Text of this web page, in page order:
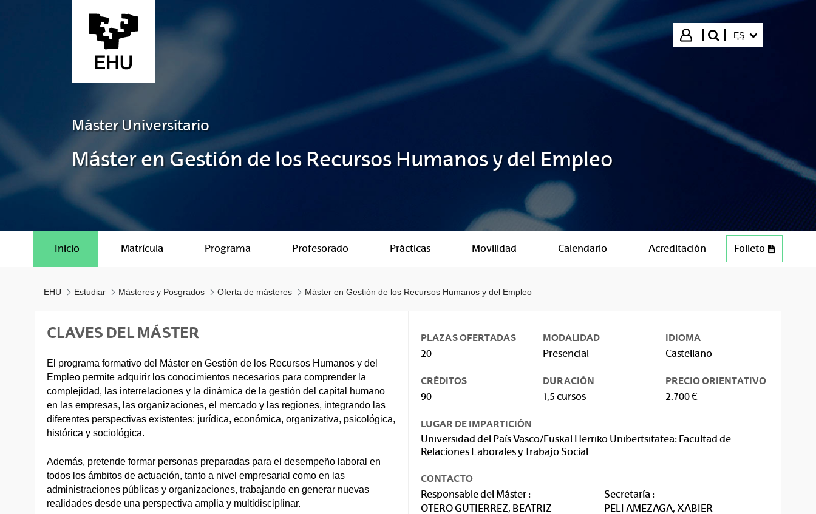
Iniciar sesión
buscar"
ES
Máster Universitario
Máster en Gestión de los Recursos Humanos y del Empleo
Inicio Matrícula Programa Profesorado Prácticas Movilidad Calendario Acreditación Folleto
EHU Estudiar Másteres y Posgrados Oferta de másteres Máster en Gestión de los Recursos Humanos y del Empleo
CLAVES DEL MÁSTER
El programa formativo del Máster en Gestión de los Recursos Humanos y del
Empleo permite adquirir los conocimientos necesarios para comprender la
complejidad, las interrelaciones y la dinámica de la gestión del capital humano
en las empresas, las organizaciones, el mercado y las regiones, integrando las
diferentes perspectivas existentes: jurídica, económica, organizativa, psicológica,
histórica y sociológica.
Además, pretende formar personas preparadas para el desempeño laboral en
todos los ámbitos de actuación, tanto a nivel empresarial como en las
administraciones públicas y organizaciones, trabajando en generar nuevas
realidades desde una perspectiva amplia y multidisciplinar.
PLAZAS OFERTADAS
20
MODALIDAD
Presencial
IDIOMA
Castellano
CRÉDITOS
90
DURACIÓN
1,5 cursos
PRECIO ORIENTATIVO
2.700 €
LUGAR DE IMPARTICIÓN
Universidad del País Vasco/Euskal Herriko Unibertsitatea: Facultad de
Relaciones Laborales y Trabajo Social
CONTACTO
Responsable del Máster :
OTERO GUTIERREZ, BEATRIZ
Secretaría :
PELI AMEZAGA, XABIER